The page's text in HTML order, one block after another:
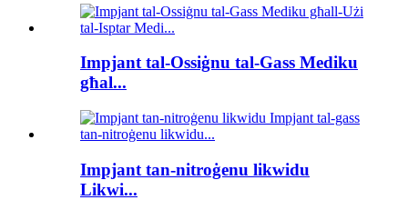
Impjant tal-Ossiġnu tal-Gass Mediku
għal...
Impjant tan-nitroġenu likwidu
Likwi...